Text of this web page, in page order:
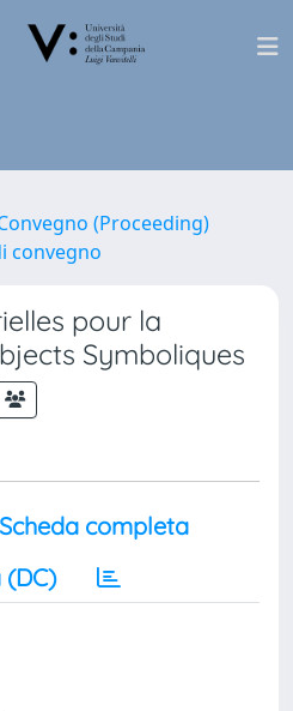
(Proceeding)
convegno
pour la
Symboliques
Scheda completa